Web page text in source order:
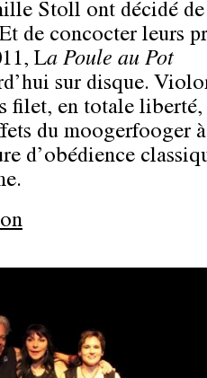
Stoll ont décidé de
de concocter leurs
La Poule au Pot
sur disque.
filet, en totale liberté,
du moogerfooger
d’obédience